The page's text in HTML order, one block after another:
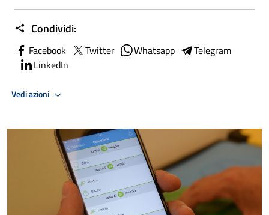
Condividi:
Facebook Twitter Whatsapp
Telegram
LinkedIn
Vedi azioni